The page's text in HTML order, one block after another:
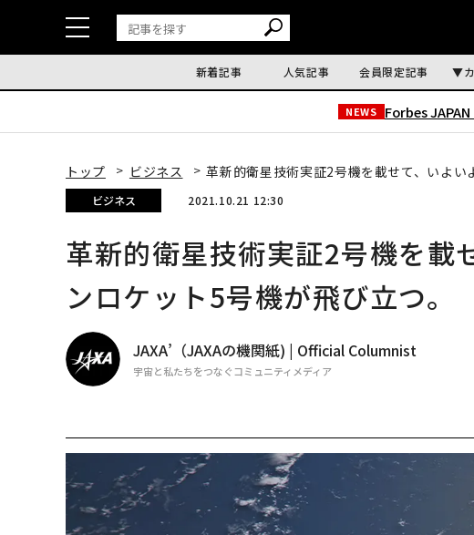
新着記事 人気記事 会員限定記事
NEWS Forbes JAPAN
トップ ビジネス 革新的衛星技術実証2号機を載せて、いよい
ビジネス 2021.10.21 12:30
革新的衛星技術実証2号機を載
ンロケット5号機が飛び立つ。
JAXA’（JAXAの機関紙) | Official Columnist
宇宙と私たちをつなぐコミュニティメディア